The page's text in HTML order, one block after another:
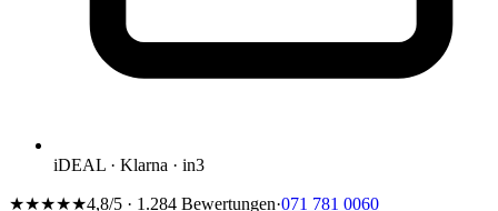
iDEAL · Klarna · in3
★★★★★4,8/5 · 1.284 Bewertungen·071 781 0060